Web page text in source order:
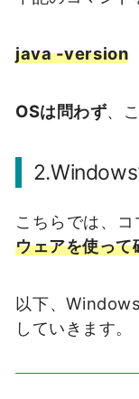
java -version
OSは問わず、
こちらでは、
ウェアを使って
以下、
していきます。